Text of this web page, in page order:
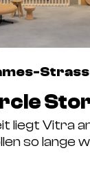
liegt Vitra
so lange